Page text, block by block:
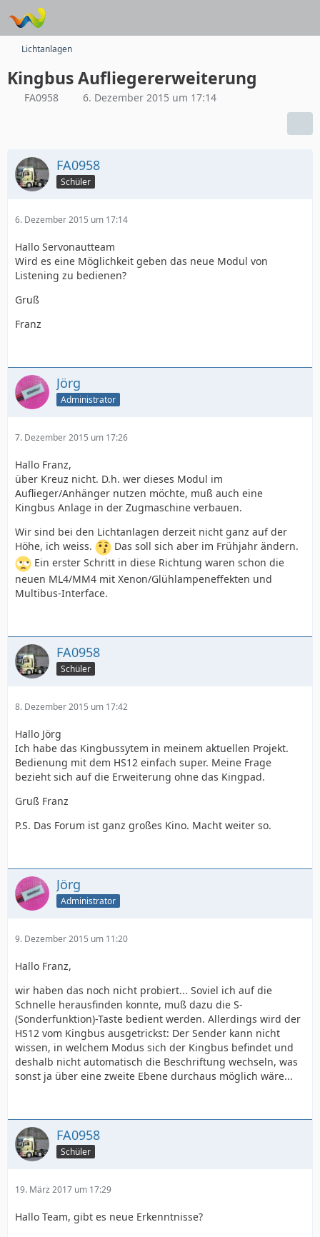
Lichtanlagen
Kingbus Aufliegererweiterung
FA0958 6. Dezember 2015 um 17:14
FA0958
Schüler
6. Dezember 2015 um 17:14
Hallo Servonautteam
Wird es eine Möglichkeit geben das neue Modul von
Listening zu bedienen?
Gruß
Franz
Jörg
Administrator
7. Dezember 2015 um 17:26
Hallo Franz,
über Kreuz nicht. D.h. wer dieses Modul im
Auflieger/Anhänger nutzen möchte, muß auch eine
Kingbus Anlage in der Zugmaschine verbauen.
Wir sind bei den Lichtanlagen derzeit nicht ganz auf der
Höhe, ich weiss.
Das soll sich aber im Frühjahr ändern.
Ein erster Schritt in diese Richtung waren schon die
neuen ML4/MM4 mit Xenon/Glühlampeneffekten und
Multibus-Interface.
FA0958
Schüler
8. Dezember 2015 um 17:42
Hallo Jörg
Ich habe das Kingbussytem in meinem aktuellen Projekt.
Bedienung mit dem HS12 einfach super. Meine Frage
bezieht sich auf die Erweiterung ohne das Kingpad.
Gruß Franz
P.S. Das Forum ist ganz großes Kino. Macht weiter so.
Jörg
Administrator
9. Dezember 2015 um 11:20
Hallo Franz,
wir haben das noch nicht probiert... Soviel ich auf die
Schnelle herausfinden konnte, muß dazu die S-
(Sonderfunktion)-Taste bedient werden. Allerdings wird der
HS12 vom Kingbus ausgetrickst: Der Sender kann nicht
wissen, in welchem Modus sich der Kingbus befindet und
deshalb nicht automatisch die Beschriftung wechseln, was
sonst ja über eine zweite Ebene durchaus möglich wäre...
FA0958
Schüler
19. März 2017 um 17:29
Hallo Team, gibt es neue Erkenntnisse?